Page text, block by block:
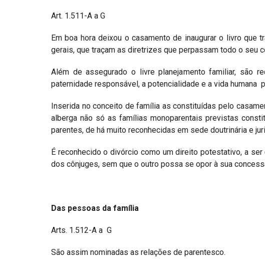
Art. 1.511-A a G
Em boa hora deixou o casamento de inaugurar o livro
gerais, que traçam as diretrizes que perpassam todo o seu
Além de assegurado o livre planejamento familiar, são
paternidade responsável, a potencialidade e a vida humana
Inserida no conceito de família as constituídas pelo
alberga não só as famílias monoparentais previstas
parentes, de há muito reconhecidas em sede doutrinária e
É reconhecido o divórcio como um direito potestativo, a
dos cônjuges, sem que o outro possa se opor à sua
Das pessoas da família
Arts. 1.512-A a G
São assim nominadas as relações de parentesco.